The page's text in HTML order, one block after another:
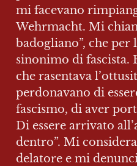
mi facevano
Wehrmacht. Mi
badogliano”, che per
sinonimo di fascista.
che rasentava
perdonavano di
fascismo, di aver
Di essere arrivato
dentro”. Mi
delatore e mi